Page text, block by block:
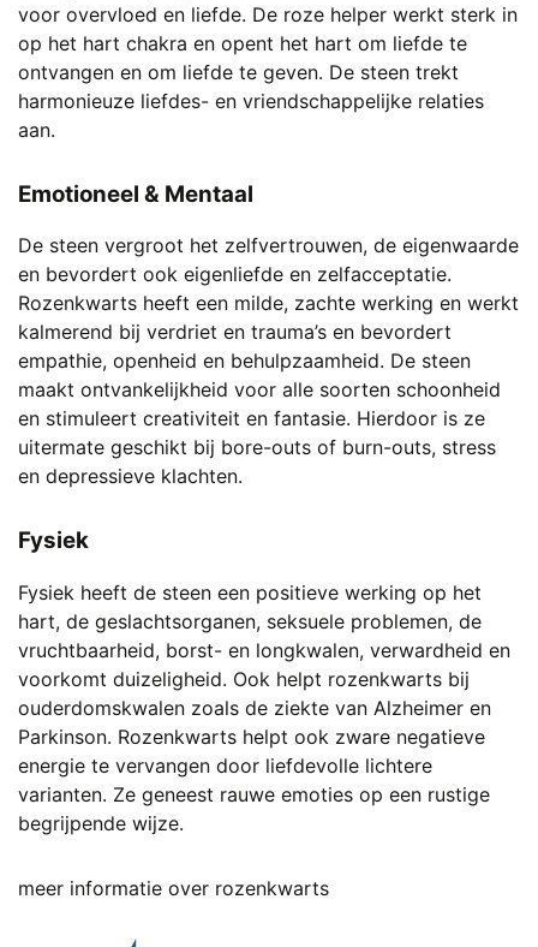
voor overvloed en liefde. De roze helper werkt sterk in
op het hart chakra en opent het hart om liefde te
ontvangen en om liefde te geven. De steen trekt
harmonieuze liefdes- en vriendschappelijke relaties
aan.
Emotioneel & Mentaal
De steen vergroot het zelfvertrouwen, de eigenwaarde
en bevordert ook eigenliefde en zelfacceptatie.
Rozenkwarts heeft een milde, zachte werking en werkt
kalmerend bij verdriet en trauma’s en bevordert
empathie, openheid en behulpzaamheid. De steen
maakt ontvankelijkheid voor alle soorten schoonheid
en stimuleert creativiteit en fantasie. Hierdoor is ze
uitermate geschikt bij bore-outs of burn-outs, stress
en depressieve klachten.
Fysiek
Fysiek heeft de steen een positieve werking op het
hart, de geslachtsorganen, seksuele problemen, de
vruchtbaarheid, borst- en longkwalen, verwardheid en
voorkomt duizeligheid. Ook helpt rozenkwarts bij
ouderdomskwalen zoals de ziekte van Alzheimer en
Parkinson. Rozenkwarts helpt ook zware negatieve
energie te vervangen door liefdevolle lichtere
varianten. Ze geneest rauwe emoties op een rustige
begrijpende wijze.
meer informatie over rozenkwarts